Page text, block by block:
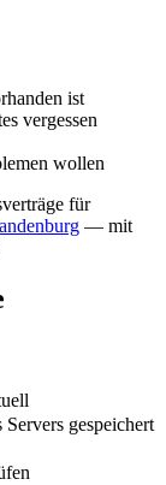
ist
vergessen
wollen
für
— mit
gespeichert